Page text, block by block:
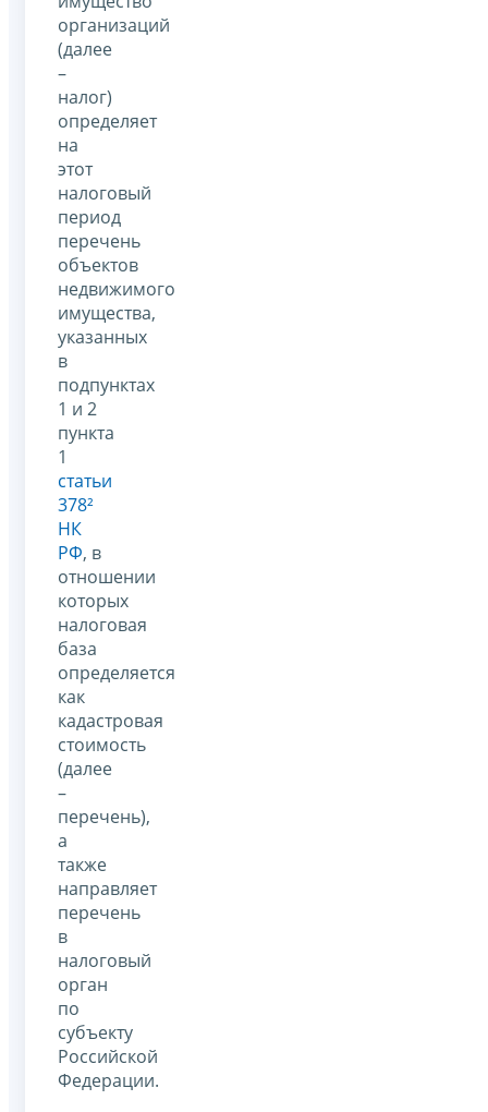
организаций
(далее
–
налог)
определяет
на
этот
налоговый
период
перечень
объектов
недвижимого
имущества,
указанных
в
подпунктах
1 и 2
пункта
1
статьи
378²
НК
РФ, в
отношении
которых
налоговая
база
определяется
как
кадастровая
стоимость
(далее
–
перечень),
а
также
направляет
перечень
в
налоговый
орган
по
субъекту
Российской
Федерации.